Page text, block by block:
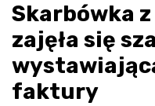
Skarbówka
zajęła się
faktury